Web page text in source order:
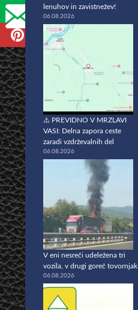
lenuhov in zavistnežev!
06.08.2026
⚠️ PREVIDNO V MRZLAVI
VASI: Delna zapora ceste
zaradi vzdrževalnih del
06.08.2026
V eni nesreči udeležena tri
vozila, v drugi goreč tovornjak
06.08.2026